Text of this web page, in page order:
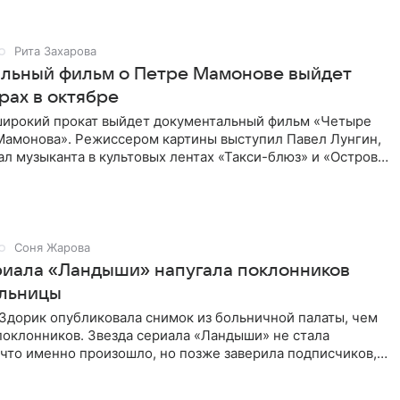
Рита Захарова
фильм о Петре Мамонове выйдет
в октябре
прокат выйдет документальный фильм «Четыре
Режиссером картины выступил Павел Лунгин,
музыканта в культовых лентах «Такси-блюз» и «Остров».
Соня Жарова
«Ландыши» напугала поклонников
опубликовала снимок из больничной палаты, чем
Звезда сериала «Ландыши» не стала
что именно произошло, но позже заверила подписчиков,